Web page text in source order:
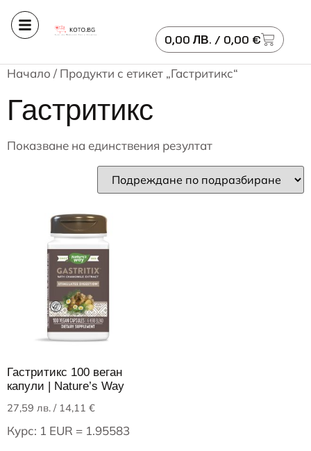
0,00 ЛВ. / 0,00 €
Начало / Продукти с етикет „Гастритикс“
Гастритикс
Показване на единствения резултат
Гастритикс 100 веган
капули | Nature’s Way
27,59 лв. / 14,11 €
Курс: 1 EUR = 1.95583